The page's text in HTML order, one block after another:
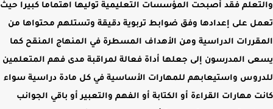
والتعلم فقد أصبحت المؤسسات التعليمية توليها اهتماما كبيرا حيث
تعمل على إعدادها وفق ضوابط تربوية دقيقة وتستلهم محتواها من
المقررات الدراسية ومن الأهداف المسطرة في المنهاج المنقح كما
يسعى المدرسون إلى جعلها أداة فعالة لمراقبة مدى فهم المتعلمين
للدروس واستيعابهم للمهارات الأساسية في كل مادة دراسية سواء
كانت مهارات القراءة أو الكتابة أو الفهم والتعبير أو باقي الجوانب